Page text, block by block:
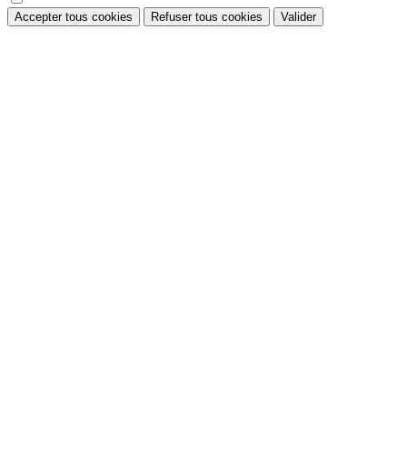
Accepter tous cookies Refuser tous cookies Valider